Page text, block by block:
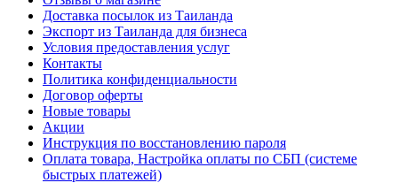
Доставка посылок из Таиланда
Экспорт из Таиланда для бизнеса
Условия предоставления услуг
Контакты
Политика конфиденциальности
Договор оферты
Новые товары
Акции
Инструкция по восстановлению пароля
Оплата товара, Настройка оплаты по СБП (системе
быстрых платежей)